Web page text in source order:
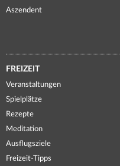
Aszendent
FREIZEIT
Veranstaltungen
Spielplätze
Rezepte
Meditation
Ausflugsziele
Freizeit-Tipps